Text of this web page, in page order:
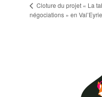
Cloture du projet « La
négociations » en